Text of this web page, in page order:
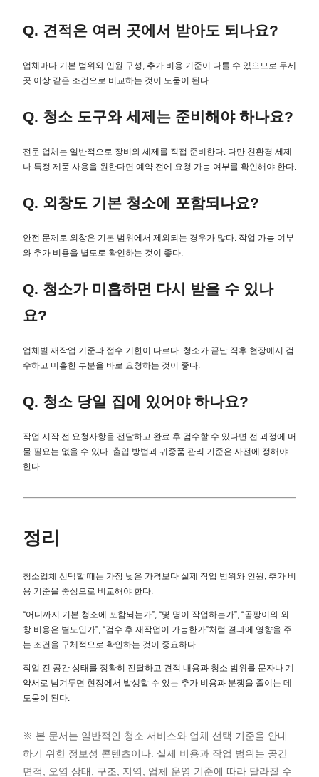
Q. 견적은 여러 곳에서 받아도 되나요?
업체마다 기본 범위와 인원 구성, 추가 비용 기준이 다를 수 있으므로 두세
곳 이상 같은 조건으로 비교하는 것이 도움이 된다.
Q. 청소 도구와 세제는 준비해야 하나요?
전문 업체는 일반적으로 장비와 세제를 직접 준비한다. 다만 친환경 세제
나 특정 제품 사용을 원한다면 예약 전에 요청 가능 여부를 확인해야 한다.
Q. 외창도 기본 청소에 포함되나요?
안전 문제로 외창은 기본 범위에서 제외되는 경우가 많다. 작업 가능 여부
와 추가 비용을 별도로 확인하는 것이 좋다.
Q. 청소가 미흡하면 다시 받을 수 있나
요?
업체별 재작업 기준과 접수 기한이 다르다. 청소가 끝난 직후 현장에서 검
수하고 미흡한 부분을 바로 요청하는 것이 좋다.
Q. 청소 당일 집에 있어야 하나요?
작업 시작 전 요청사항을 전달하고 완료 후 검수할 수 있다면 전 과정에 머
물 필요는 없을 수 있다. 출입 방법과 귀중품 관리 기준은 사전에 정해야
한다.
정리
청소업체 선택할 때는 가장 낮은 가격보다 실제 작업 범위와 인원, 추가 비
용 기준을 중심으로 비교해야 한다.
“어디까지 기본 청소에 포함되는가”, “몇 명이 작업하는가”, “곰팡이와 외
창 비용은 별도인가”, “검수 후 재작업이 가능한가”처럼 결과에 영향을 주
는 조건을 구체적으로 확인하는 것이 중요하다.
작업 전 공간 상태를 정확히 전달하고 견적 내용과 청소 범위를 문자나 계
약서로 남겨두면 현장에서 발생할 수 있는 추가 비용과 분쟁을 줄이는 데
도움이 된다.
※ 본 문서는 일반적인 청소 서비스와 업체 선택 기준을 안내
하기 위한 정보성 콘텐츠이다. 실제 비용과 작업 범위는 공간
면적, 오염 상태, 구조, 지역, 업체 운영 기준에 따라 달라질 수